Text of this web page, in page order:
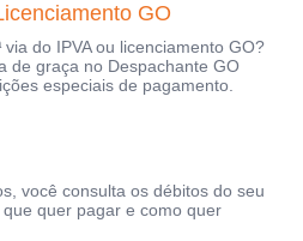
GO
via do IPVA ou licenciamento GO?
de graça no Despachante GO
especiais de pagamento.
você consulta os débitos do seu
quer pagar e como quer